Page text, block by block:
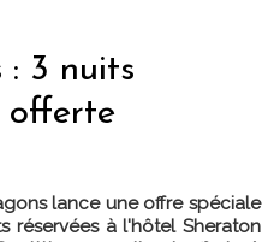
3 nuits
offerte
lance une offre spéciale
réservées à l'hôtel Sheraton